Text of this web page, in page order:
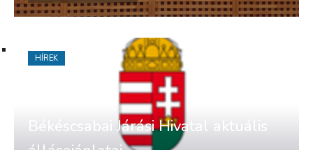
Békéscsabai Járási Hivatal aktuális
HÍREK